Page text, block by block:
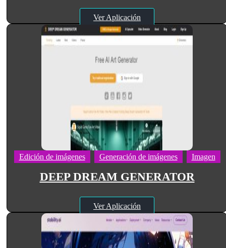
Ver Aplicación
Edición de imágenes Generación de imágenes Imagen
DEEP DREAM GENERATOR
Ver Aplicación